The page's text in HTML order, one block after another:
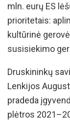
mln. eurų ES
prioritetais:
kultūrinė
susisiekimo
Druskininkų
Lenkijos
pradeda
plėtros